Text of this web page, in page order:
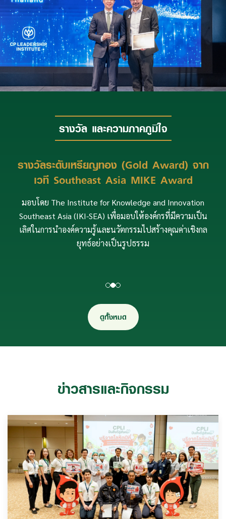
รางวัลระดับเหรียญทอง (Gold Award) จาก
เวที Southeast Asia MIKE Award
มอบโดย The Institute for Knowledge and Innovation
Southeast Asia (IKI-SEA) เพื่อมอบให้องค์กรที่มีความเป็น
เลิศในการนำองค์ความรู้และนวัตกรรมไปสร้างคุณค่าเชิงกล
รางวัล Most Outstanding Global MIKE
Award 2025
มอบโดย The Institute for Knowledge and Innovation
Southeast Asia (IKI-SEA) เพื่อมอบให้องค์กรที่มีความเป็น
เลิศในการนำองค์ความรู้และนวัตกรรมไปสร้างคุณค่าเชิงกล
ข่าวสารและกิจกรรม